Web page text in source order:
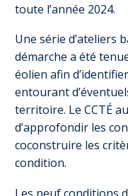
toute l’année 2024.
Une série d’ateliers
démarche a été
éolien afin
entourant
territoire. Le CCTÉ
d’approfondir les
coconstruire les
condition.